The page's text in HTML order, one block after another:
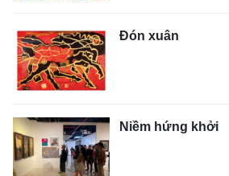
Đón xuân
Niềm hứng khởi